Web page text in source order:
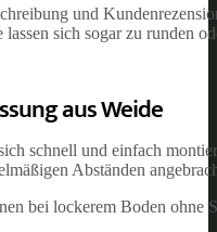
und
sich sogar zu runden
aus Weide
schnell und einfach
Abständen
bei lockerem Boden ohne